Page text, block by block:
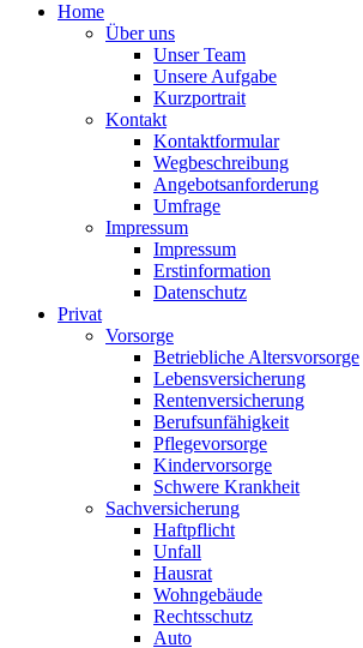
Home
Über uns
Unser Team
Unsere Aufgabe
Kurzportrait
Kontakt
Kontaktformular
Wegbeschreibung
Angebotsanforderung
Umfrage
Impressum
Impressum
Erstinformation
Datenschutz
Privat
Vorsorge
Betriebliche Altersvorsorge
Lebensversicherung
Rentenversicherung
Berufsunfähigkeit
Pflegevorsorge
Kindervorsorge
Schwere Krankheit
Sachversicherung
Haftpflicht
Unfall
Hausrat
Wohngebäude
Rechtsschutz
Auto